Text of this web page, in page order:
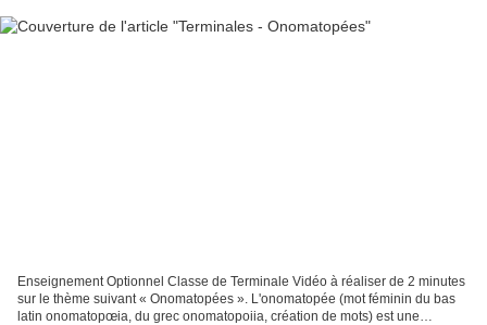
Enseignement Optionnel Classe de Terminale Vidéo à réaliser de 2 minutes
sur le thème suivant « Onomatopées ». L'onomatopée (mot féminin du bas
latin onomatopœia, du grec onomatopoiia, création de mots) est une